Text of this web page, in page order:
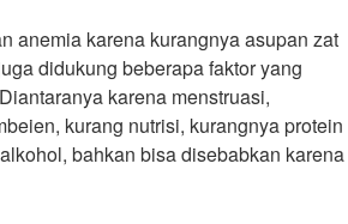
anemia karena kurangnya asupan zat
didukung beberapa faktor yang
karena menstruasi,
kurang nutrisi, kurangnya protein
bahkan bisa disebabkan karena